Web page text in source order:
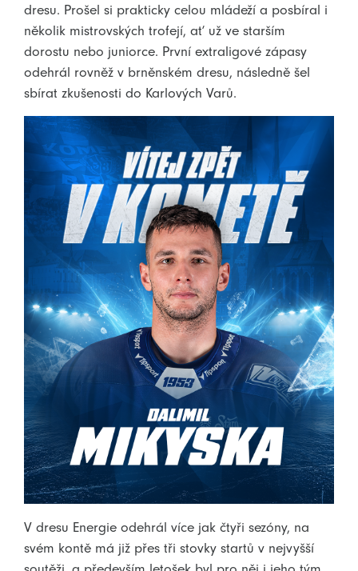
dresu. Prošel si prakticky celou mládeží a posbíral i
několik mistrovských trofejí, ať už ve starším
dorostu nebo juniorce. První extraligové zápasy
odehrál rovněž v brněnském dresu, následně šel
sbírat zkušenosti do Karlových Varů.
V dresu Energie odehrál více jak čtyři sezóny, na
svém kontě má již přes tři stovky startů v nejvyšší